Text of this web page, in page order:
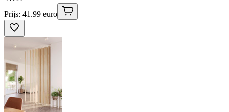
Prijs: 41.99 euro